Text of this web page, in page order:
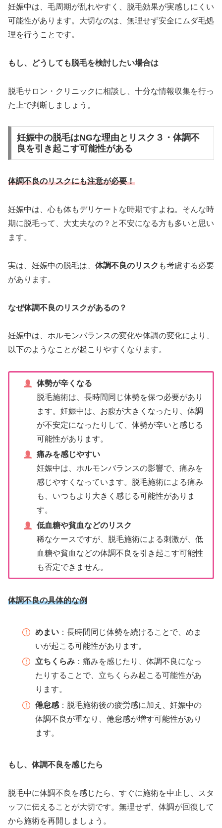
妊娠中は、毛周期が乱れやすく、脱毛効果が実感しにくい
可能性があります。大切なのは、無理せず安全にムダ毛処
理を行うことです。
もし、どうしても脱毛を検討したい場合は
脱毛サロン・クリニックに相談し、十分な情報収集を行っ
た上で判断しましょう。
妊娠中の脱毛はNGな理由とリスク３・体調不
良を引き起こす可能性がある
体調不良のリスクにも注意が必要！
妊娠中は、心も体もデリケートな時期ですよね。そんな時
期に脱毛って、大丈夫なの？と不安になる方も多いと思い
ます。
実は、妊娠中の脱毛は、 体調不良のリスク も考慮する必要
があります。
なぜ体調不良のリスクがあるの？
妊娠中は、ホルモンバランスの変化や体調の変化により、
以下のようなことが起こりやすくなります。
体勢が辛くなる
脱毛施術は、長時間同じ体勢を保つ必要があり
ます。妊娠中は、お腹が大きくなったり、体調
が不安定になったりして、体勢が辛いと感じる
可能性があります。
痛みを感じやすい
妊娠中は、ホルモンバランスの影響で、痛みを
感じやすくなっています。脱毛施術による痛み
も、いつもより大きく感じる可能性がありま
す。
低血糖や貧血などのリスク
稀なケースですが、脱毛施術による刺激が、低
血糖や貧血などの体調不良を引き起こす可能性
も否定できません。
体調不良の具体的な例
めまい：長時間同じ体勢を続けることで、めま
いが起こる可能性があります。
立ちくらみ：痛みを感じたり、体調不良になっ
たりすることで、立ちくらみ起こる可能性があ
ります。
倦怠感：脱毛施術後の疲労感に加え、妊娠中の
体調不良が重なり、倦怠感が増す可能性があり
ます。
もし、体調不良を感じたら
脱毛中に体調不良を感じたら、すぐに施術を中止し、スタ
ッフに伝えることが大切です。無理せず、体調が回復して
から施術を再開しましょう。